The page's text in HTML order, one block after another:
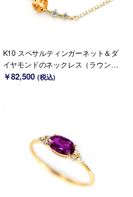
K10 スペサルティンガーネット＆ダ
イヤモンドのネックレス（ラウンド
カット）~Ello Lily~ 1月誕生石(K18
￥82,500 (税込)